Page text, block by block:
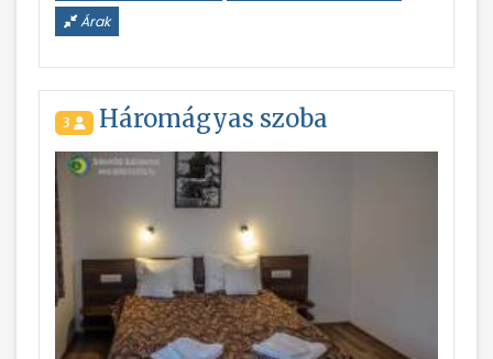
Árak
3 Háromágyas szoba